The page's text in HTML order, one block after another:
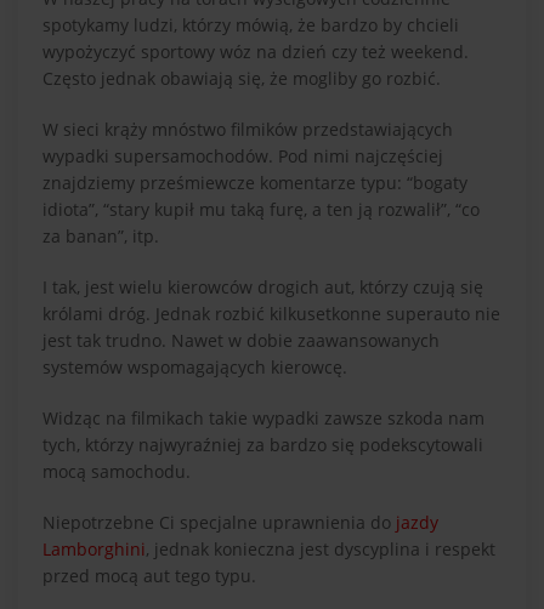
spotykamy ludzi, którzy mówią, że bardzo by chcieli
wypożyczyć sportowy wóz na dzień czy też weekend.
Często jednak obawiają się, że mogliby go rozbić.
W sieci krąży mnóstwo filmików przedstawiających
wypadki supersamochodów. Pod nimi najczęściej
znajdziemy prześmiewcze komentarze typu: “bogaty
idiota”, “stary kupił mu taką furę, a ten ją rozwalił”, “co
za banan”, itp.
I tak, jest wielu kierowców drogich aut, którzy czują się
królami dróg. Jednak rozbić kilkusetkonne superauto nie
jest tak trudno. Nawet w dobie zaawansowanych
systemów wspomagających kierowcę.
Widząc na filmikach takie wypadki zawsze szkoda nam
tych, którzy najwyraźniej za bardzo się podekscytowali
mocą samochodu.
Niepotrzebne Ci specjalne uprawnienia do jazdy
Lamborghini, jednak konieczna jest dyscyplina i respekt
przed mocą aut tego typu.